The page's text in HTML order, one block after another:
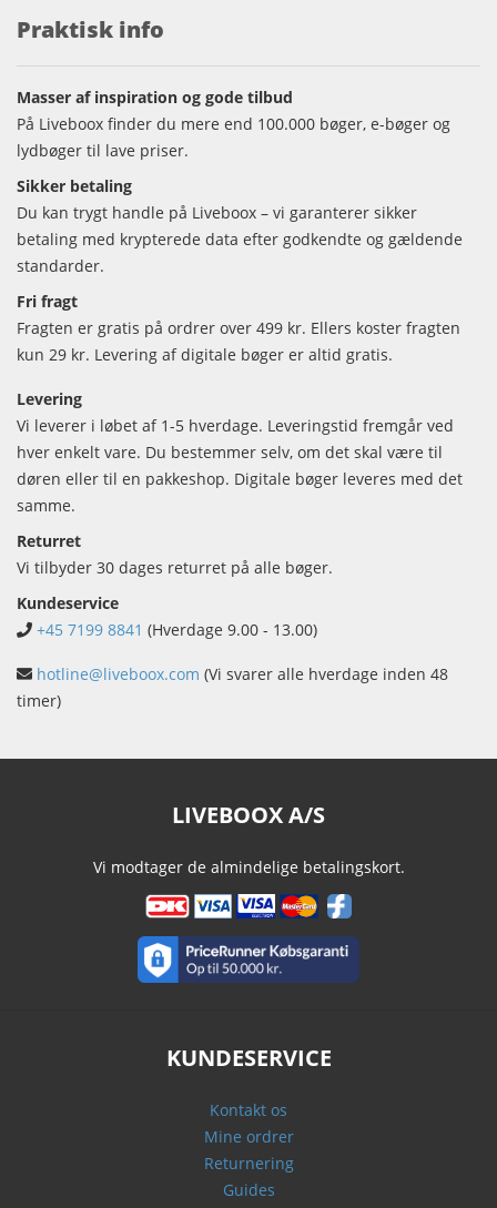
Praktisk info
Masser af inspiration og gode tilbud
På Liveboox finder du mere end 100.000 bøger, e-bøger og
lydbøger til lave priser.
Sikker betaling
Du kan trygt handle på Liveboox – vi garanterer sikker
betaling med krypterede data efter godkendte og gældende
standarder.
Fri fragt
Fragten er gratis på ordrer over 499 kr. Ellers koster fragten
kun 29 kr. Levering af digitale bøger er altid gratis.
Levering
Vi leverer i løbet af 1-5 hverdage. Leveringstid fremgår ved
hver enkelt vare. Du bestemmer selv, om det skal være til
døren eller til en pakkeshop. Digitale bøger leveres med det
samme.
Returret
Vi tilbyder 30 dages returret på alle bøger.
Kundeservice
+45 7199 8841 (Hverdage 9.00 - 13.00)
hotline@liveboox.com (Vi svarer alle hverdage inden 48
timer)
LIVEBOOX A/S
Vi modtager de almindelige betalingskort.
KUNDESERVICE
Kontakt os
Mine ordrer
Returnering
Guides